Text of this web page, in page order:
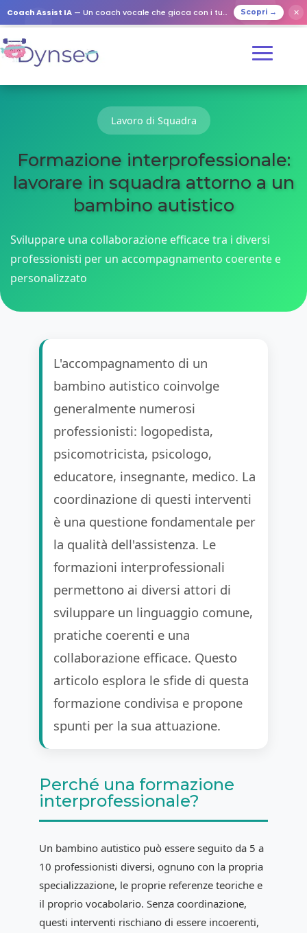
Coach Assist IA — Un coach vocale che gioca con i tuoi cari Scopri → ✕
Lavoro di Squadra
Formazione interprofessionale:
lavorare in squadra attorno a un
bambino autistico
Sviluppare una collaborazione efficace tra i diversi
professionisti per un accompagnamento coerente e
personalizzato
L'accompagnamento di un
bambino autistico coinvolge
generalmente numerosi
professionisti: logopedista,
psicomotricista, psicologo,
educatore, insegnante, medico. La
coordinazione di questi interventi
è una questione fondamentale per
la qualità dell'assistenza. Le
formazioni interprofessionali
permettono ai diversi attori di
sviluppare un linguaggio comune,
pratiche coerenti e una
collaborazione efficace. Questo
articolo esplora le sfide di questa
formazione condivisa e propone
spunti per la sua attuazione.
Perché una formazione
interprofessionale?
Un bambino autistico può essere seguito da 5 a
10 professionisti diversi, ognuno con la propria
specializzazione, le proprie referenze teoriche e
il proprio vocabolario. Senza coordinazione,
questi interventi rischiano di essere incoerenti,